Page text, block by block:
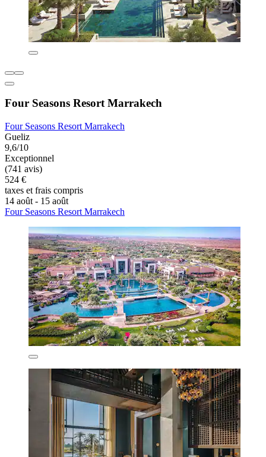
Four Seasons Resort Marrakech
Four Seasons Resort Marrakech
Gueliz
9,6/10
Exceptionnel
(741 avis)
524 €
taxes et frais compris
14 août - 15 août
Four Seasons Resort Marrakech